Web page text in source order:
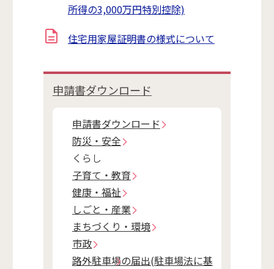
所得の3,000万円特別控除)
住宅用家屋証明書の様式について
申請書ダウンロード
申請書ダウンロード
防災・安全
くらし
子育て・教育
健康・福祉
しごと・産業
まちづくり・環境
市政
路外駐車場の届出(駐車場法に基